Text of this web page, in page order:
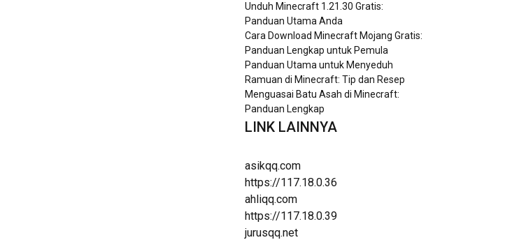
Unduh Minecraft 1.21.30 Gratis:
Panduan Utama Anda
Cara Download Minecraft Mojang Gratis:
Panduan Lengkap untuk Pemula
Panduan Utama untuk Menyeduh
Ramuan di Minecraft: Tip dan Resep
Menguasai Batu Asah di Minecraft:
Panduan Lengkap
LINK LAINNYA
asikqq.com
https://117.18.0.36
ahliqq.com
https://117.18.0.39
jurusqq.net